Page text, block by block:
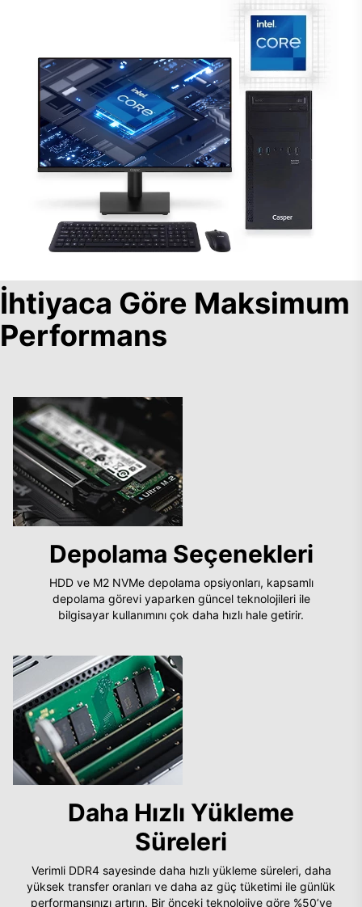
İhtiyaca Göre Maksimum
Performans
Depolama Seçenekleri
HDD ve M2 NVMe depolama opsiyonları, kapsamlı
depolama görevi yaparken güncel teknolojileri ile
bilgisayar kullanımını çok daha hızlı hale getirir.
Daha Hızlı Yükleme
Süreleri
Verimli DDR4 sayesinde daha hızlı yükleme süreleri, daha
yüksek transfer oranları ve daha az güç tüketimi ile günlük
performansınızı artırın. Bir önceki teknolojiye göre %50’ye